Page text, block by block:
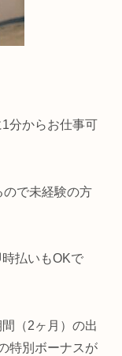
分からお仕事可
ので未経験の方
払いもOKで
（2ヶ月）の出
特別ボーナスが